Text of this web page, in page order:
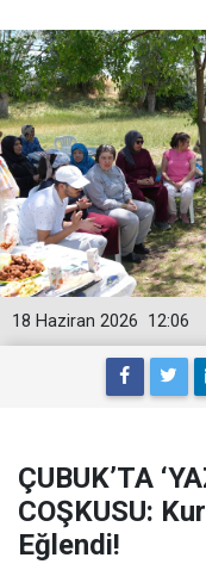
12:06
18 Haziran 2026
ÇUBUK’TA
COŞKUSU:
Eğlendi!